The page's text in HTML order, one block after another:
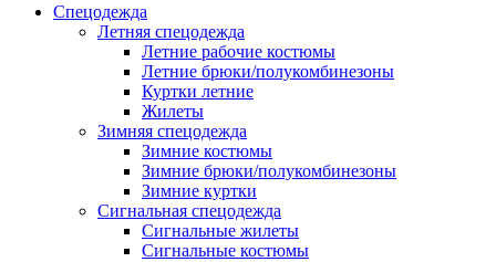
Спецодежда
Летняя спецодежда
Летние рабочие костюмы
Летние брюки/полукомбинезоны
Куртки летние
Жилеты
Зимняя спецодежда
Зимние костюмы
Зимние брюки/полукомбинезоны
Зимние куртки
Сигнальная спецодежда
Сигнальные жилеты
Сигнальные костюмы